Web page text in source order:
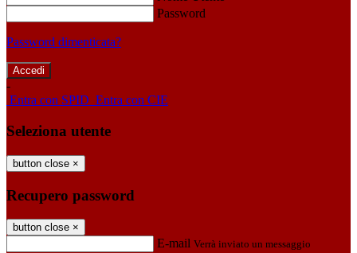
Password
Password dimenticata?
-
Entra con SPID Entra con CIE
Seleziona utente
button close ×
Recupero password
button close ×
E-mail Verrà inviato un messaggio